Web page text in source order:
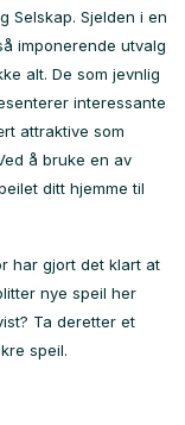
Selskap. Sjelden i en
imponerende utvalg
alt. De som jevnlig
interessante
attraktive som
å bruke en av
ditt hjemme til
har gjort det klart at
nye speil her
Ta deretter et
speil.